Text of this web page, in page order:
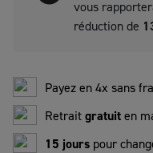
vous
réduction de
Payez en 4x sans
Retraitgratuiten
15 jours pour